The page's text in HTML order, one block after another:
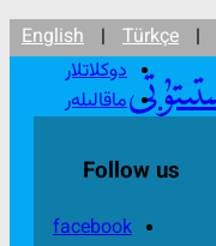
|
English | Türkçe
Follow us
facebook
دوكلاتلار
ماقالىلەر